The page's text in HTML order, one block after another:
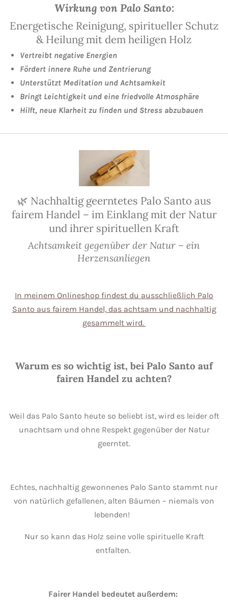
Wirkung von Palo Santo:
Energetische Reinigung, spiritueller Schutz
& Heilung mit dem heiligen Holz
Vertreibt negative Energien
Fördert innere Ruhe und Zentrierung
Unterstützt Meditation und Achtsamkeit
Bringt Leichtigkeit und eine friedvolle Atmosphäre
Hilft, neue Klarheit zu finden und Stress abzubauen
🌿 Nachhaltig geerntetes Palo Santo aus
fairem Handel – im Einklang mit der Natur
und ihrer spirituellen Kraft
Achtsamkeit gegenüber der Natur – ein
Herzensanliegen
In meinem Onlineshop findest du ausschließlich Palo
Santo aus fairem Handel, das achtsam und nachhaltig
gesammelt wird.
Warum es so wichtig ist, bei Palo Santo auf
fairen Handel zu achten?
Weil das Palo Santo heute so beliebt ist, wird es leider oft
unachtsam und ohne Respekt gegenüber der Natur
geerntet.
Echtes, nachhaltig gewonnenes Palo Santo stammt nur
von natürlich gefallenen, alten Bäumen – niemals von
lebenden!
Nur so kann das Holz seine volle spirituelle Kraft
entfalten.
Fairer Handel bedeutet außerdem: